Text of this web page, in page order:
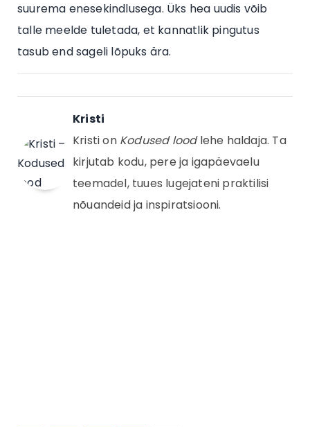
suurema enesekindlusega. Üks hea uudis võib
talle meelde tuletada, et kannatlik pingutus
tasub end sageli lõpuks ära.
Kristi
Kristi on Kodused loodlehe haldaja. Ta
kirjutab kodu, pere ja igapäevaelu
teemadel, tuues lugejateni praktilisi
nõuandeid ja inspiratsiooni.